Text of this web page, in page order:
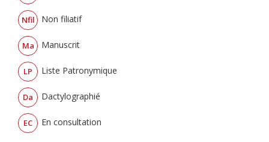
Nfil Non filiatif
Ma Manuscrit
LP Liste Patronymique
Da Dactylographié
EC En consultation